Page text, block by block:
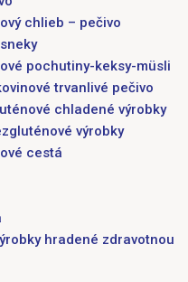
chlieb – pečivo
pochutiny-keksy-müsli
trvanlivé pečivo
chladené výrobky
výrobky
cestá
hradené zdravotnou